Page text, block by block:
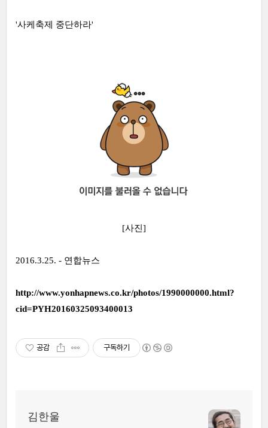
'사케축제 중단하라'
[사진]
2016.3.25. - 연합뉴스
http://www.yonhapnews.co.kr/photos/1990000000.html?
cid=PYH20160325093400013
공감 구독하기
김한울